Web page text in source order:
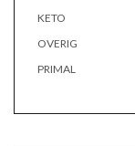
KETO
OVERIG
PRIMAL